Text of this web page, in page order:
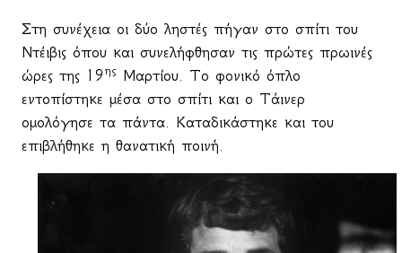
Στη συνέχεια οι δύο ληστές πήγαν στο σπίτι του
Ντέιβις όπου και συνελήφθησαν τις πρώτες πρωινές
ώρες της 19ης Μαρτίου. Το φονικό όπλο
εντοπίστηκε μέσα στο σπίτι και ο Τάινερ
ομολόγησε τα πάντα. Καταδικάστηκε και του
επιβλήθηκε η θανατική ποινή.